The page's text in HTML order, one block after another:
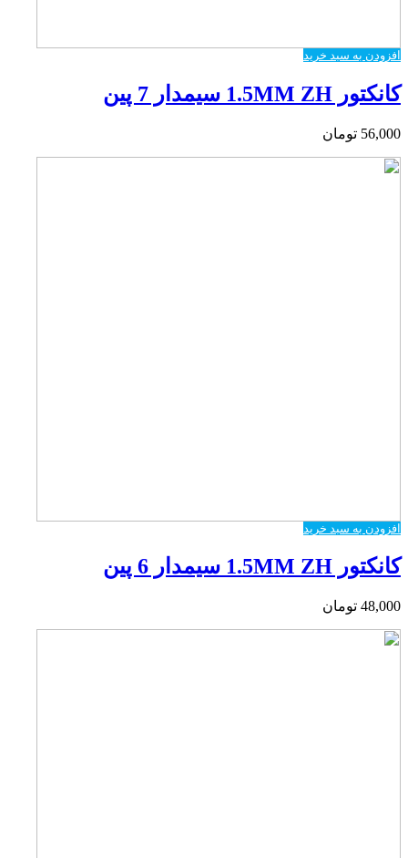
افزودن به سبد خرید
کانکتور 1.5MM ZH سیمدار 7 پین
56,000 تومان
افزودن به سبد خرید
کانکتور 1.5MM ZH سیمدار 6 پین
48,000 تومان